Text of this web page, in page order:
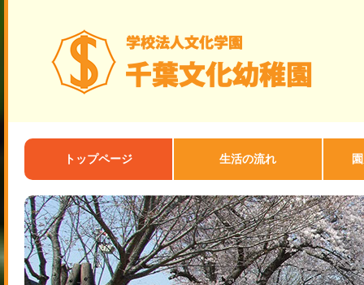
トップページ 生活の流れ